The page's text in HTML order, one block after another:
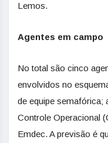
Lemos.
Agentes em campo
No total são cinco
envolvidos no
de equipe semafórica;
Controle Operacional
Emdec. A previsão é